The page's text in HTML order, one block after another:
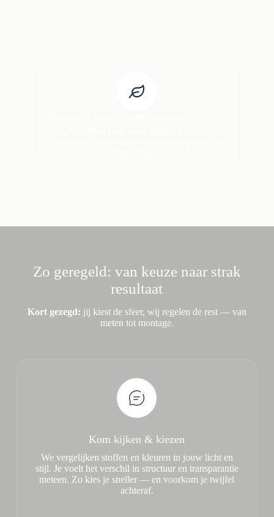
Zo geregeld: van keuze naar strak
resultaat
Kort gezegd: jij kiest de sfeer, wij regelen de rest — van
meten tot montage.
Kom kijken & kiezen
We vergelijken stoffen en kleuren in jouw licht en
stijl. Je voelt het verschil in structuur en transparantie
meteen. Zo kies je sneller — en voorkom je twijfel
achteraf.